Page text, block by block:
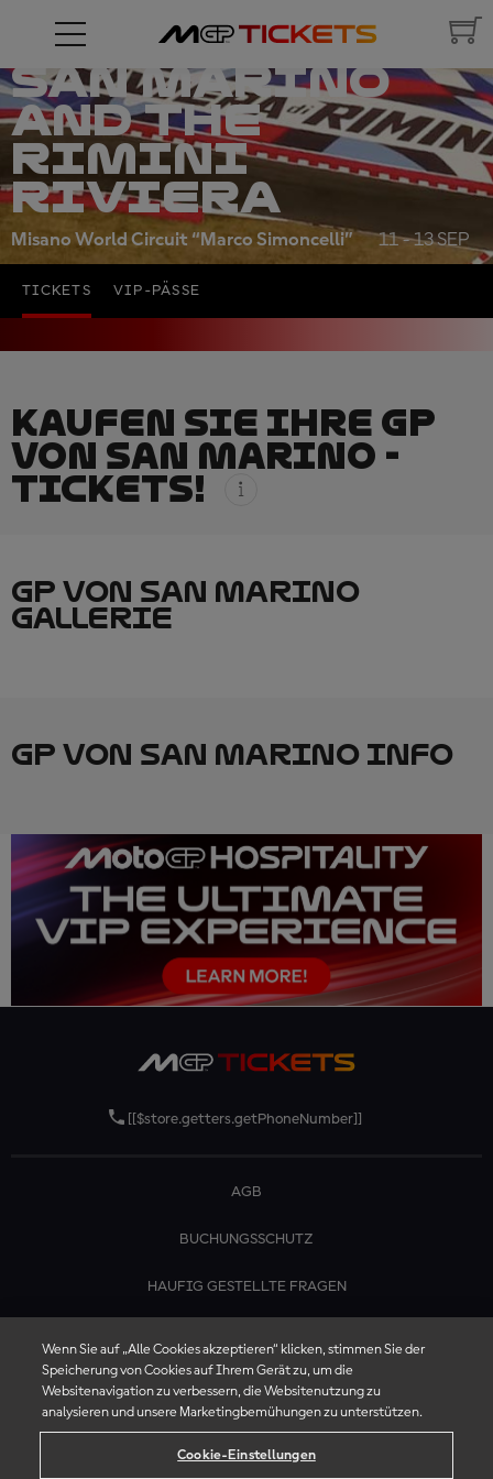
GRAND PRIX OF
SAN MARINO
AND THE
RIMINI
RIVIERA
Misano World Circuit “Marco Simoncelli” 11 - 13 SEP
TICKETS VIP-PÄSSE
KAUFEN SIE IHRE GP
VON SAN MARINO -
TICKETS!
GP VON SAN MARINO
GALLERIE
GP VON SAN MARINO INFO
[[$store.getters.getPhoneNumber]]
AGB
BUCHUNGSSCHUTZ
HAUFIG GESTELLTE FRAGEN
Wenn Sie auf „Alle Cookies akzeptieren“ klicken, stimmen Sie der
Speicherung von Cookies auf Ihrem Gerät zu, um die
Websitenavigation zu verbessern, die Websitenutzung zu
analysieren und unsere Marketingbemühungen zu unterstützen.
Cookie-Einstellungen